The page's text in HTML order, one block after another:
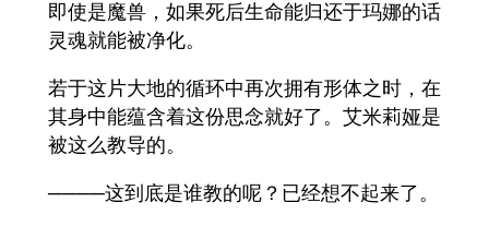
即使是魔兽，如果死后生命能归还于玛娜的话
灵魂就能被净化。
若于这片大地的循环中再次拥有形体之时，在
其身中能蕴含着这份思念就好了。艾米莉娅是
被这么教导的。
────这到底是谁教的呢？已经想不起来了。